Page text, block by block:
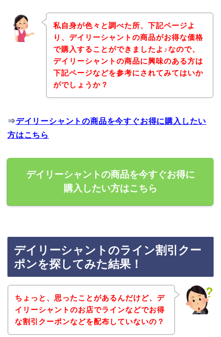
私自身が色々と調べた所、下記ページよ
り、デイリーシャントの商品がお得な価格
で購入することができましたよ♪なので、
デイリーシャントの商品に興味のある方は
下記ページなどを参考にされてみてはいか
がでしょうか？
⇒デイリーシャントの商品を今すぐお得に購入したい
方はこちら
デイリーシャントの商品を今すぐお得に
購入したい方はこちら
デイリーシャントのライン割引クー
ポンを探してみた結果！
ちょっと、思ったことがあるんだけど、デ
イリーシャントのお店でラインなどでお得
な割引クーポンなどを配布していないの？